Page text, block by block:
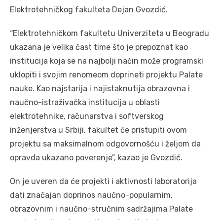
Elektrotehničkog fakulteta Dejan Gvozdić.
“Elektrotehničkom fakultetu Univerziteta u Beogradu
ukazana je velika čast time što je prepoznat kao
institucija koja se na najbolji način može programski
uklopiti i svojim renomeom doprineti projektu Palate
nauke. Kao najstarija i najistaknutija obrazovna i
naučno-istraživačka institucija u oblasti
elektrotehnike, računarstva i softverskog
inženjerstva u Srbiji, fakultet će pristupiti ovom
projektu sa maksimalnom odgovornošću i željom da
opravda ukazano poverenje”, kazao je Gvozdić.
On je uveren da će projekti i aktivnosti laboratorija
dati značajan doprinos naučno-popularnim,
obrazovnim i naučno-stručnim sadržajima Palate